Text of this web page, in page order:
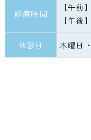
診療時間
【午前
【午後
休診日 木曜日